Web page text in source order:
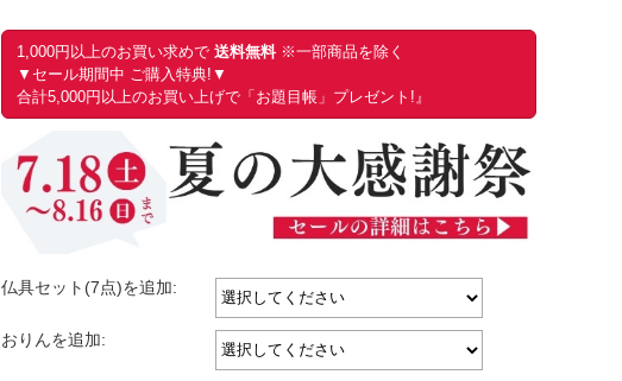
1,000円以上のお買い求めで 送料無料 ※一部商品を除く
▼セール期間中 ご購入特典!▼
合計5,000円以上のお買い上げで「お題目帳」プレゼント!』
仏具セット(7点)を追加:
おりんを追加: